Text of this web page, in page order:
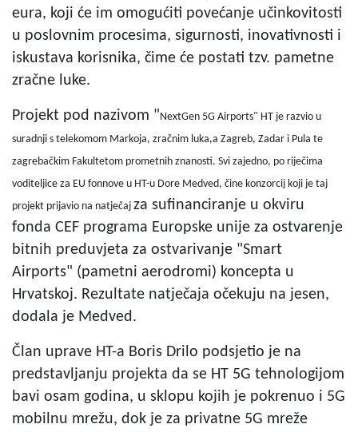
eura, koji će im omogućiti povećanje učinkovitosti
u poslovnim procesima, sigurnosti, inovativnosti i
iskustava korisnika, čime će postati tzv. pametne
zračne luke.
Projekt pod nazivom " NextGen 5G Airports" HT je razvio u
suradnji s telekomom Markoja, zračnim luka,a Zagreb, Zadar i Pula te
zagrebačkim Fakultetom prometnih znanosti. Svi zajedno, po riječima
voditeljice za EU fonnove u HT-u Dore Medved, čine konzorcij koji je taj
projekt prijavio na natječaj za sufinanciranje u okviru
fonda CEF programa Europske unije za ostvarenje
bitnih preduvjeta za ostvarivanje "Smart
Airports" (pametni aerodromi) koncepta u
Hrvatskoj. Rezultate natječaja očekuju na jesen,
dodala je Medved.
Član uprave HT-a Boris Drilo podsjetio je na
predstavljanju projekta da se HT 5G tehnologijom
bavi osam godina, u sklopu kojih je pokrenuo i 5G
mobilnu mrežu, dok je za privatne 5G mreže